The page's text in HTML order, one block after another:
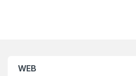
WEB